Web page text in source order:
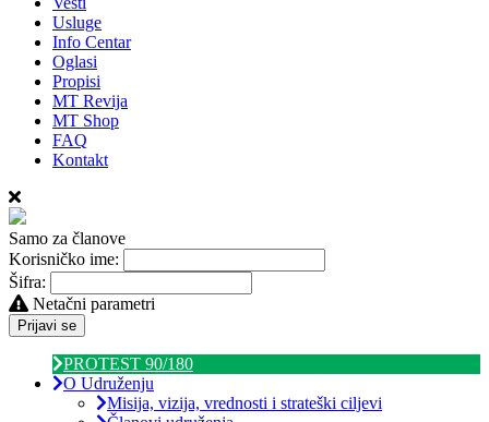
Usluge
Info Centar
Oglasi
Propisi
MT Revija
MT Shop
FAQ
Kontakt
Samo za članove
Korisničko ime:
Šifra:
Netačni parametri
Prijavi se
PROTEST 90/180
O Udruženju
Misija, vizija, vrednosti i strateški ciljevi